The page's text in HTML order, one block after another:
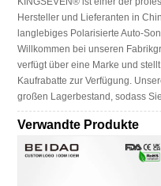
Hersteller und Lieferanten in
langlebiges Polarisierte Auto-
Willkommen bei unseren
verfügt über eine Marke und
Kaufrabatte zur Verfügung.
großen Lagerbestand, sodass
Verwandte Produkte